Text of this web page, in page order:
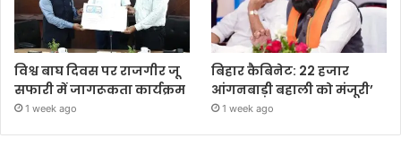
विश्व बाघ दिवस पर राजगीर जू
सफारी में जागरूकता कार्यक्रम
1 week ago
बिहार कैबिनेट: 22 हजार
आंगनबाड़ी बहाली को मंजूरी’
1 week ago